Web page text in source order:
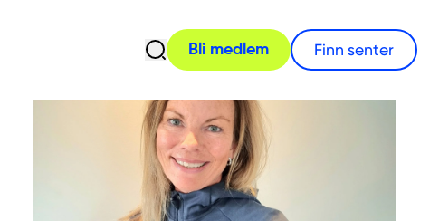
Åpne søkBli medlem Finn senter